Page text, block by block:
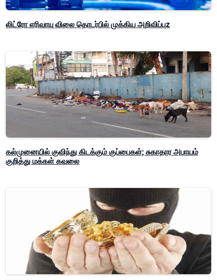
லிட்ரோ எரிவாயு விலை தொடர்பில் முக்கிய அறிவிப்புz
கல்முனையில் குவிந்து கிடக்கும் குப்பைகள்; சுகாதார அபாயம்
குறித்து மக்கள் கவலை